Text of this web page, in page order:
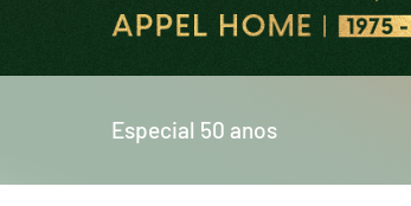
Especial 50 anos